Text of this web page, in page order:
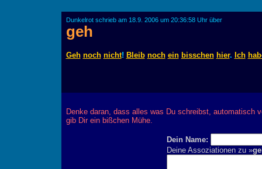
Dunkelrot schrieb am 18.9. 2006 um 20:36:58 Uhr über
geh
Geh noch nicht! Bleib noch ein bisschen hier. Ich
Denke daran, dass alles was Du schreibst, automatisch
gib Dir ein bißchen Mühe.
Dein Name:
Deine Assoziationen zu »